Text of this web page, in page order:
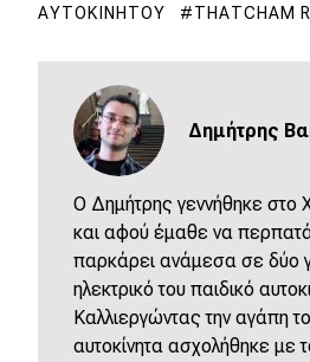
ΑΥΤΟΚΙΝΉΤΟΥ
THATCHAM
Δημήτρης
Ο Δημήτρης γεννήθηκε στο
και αφού έμαθε να
παρκάρει ανάμεσα σε δύο
ηλεκτρικό του παιδικό
Καλλιεργώντας την αγάπη
αυτοκίνητα ασχολήθηκε με